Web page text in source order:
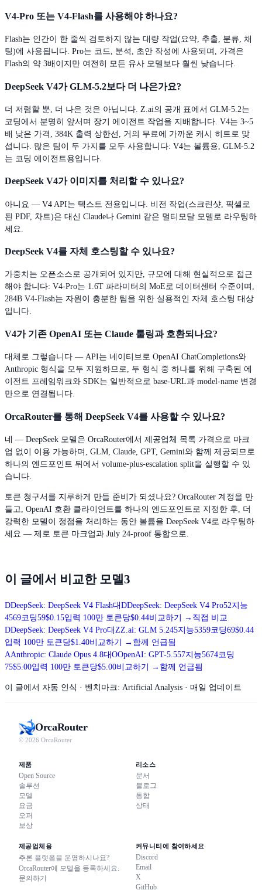
V4-Pro 또는 V4-Flash를 사용해야 하나요?
Flash는 인간이 한 줄씩 검토하지 않는 대량 작업(요약, 추출, 분류, 채
팅)에 사용됩니다. Pro는 코드, 분석, 초안 작성에 사용되며, 가격은
Flash의 약 3배이지만 여전히 모든 유사 모델보다 훨씬 낮습니다.
DeepSeek V4가 GLM-5.2보다 더 나은가요?
더 저렴할 뿐, 더 나은 것은 아닙니다. Z.ai의 공개 표에서 GLM-5.2는
코딩에서 분명히 앞서며 장기 에이전트 작업을 지배합니다. V4는 3~5
배 낮은 가격, 384K 출력 상한선, 거의 무료에 가까운 캐시 히트로 맞
섭니다. 많은 팀이 두 가지를 모두 사용합니다: V4는 볼륨용, GLM-5.2
는 코딩 에이전트용입니다.
DeepSeek V4가 이미지를 처리할 수 있나요?
아니요 — V4 API는 텍스트 전용입니다. 비전 작업(스크린샷, 픽셀로
된 PDF, 차트)은 대신 Claude나 Gemini 같은 멀티모달 모델로 라우팅하
세요.
DeepSeek V4를 자체 호스팅할 수 있나요?
가중치는 오픈소스로 공개되어 있지만, 규모에 대해 현실적으로 접근
해야 합니다: V4-Pro는 1.6T 파라미터의 MoE로 데이터센터 수준이며,
284B V4-Flash는 자원이 충분한 팀을 위한 실용적인 자체 호스팅 대상
입니다.
V4가 기존 OpenAI 또는 Claude 툴링과 호환되나요?
대체로 그렇습니다 — API는 네이티브로 OpenAI ChatCompletions와
Anthropic 형식을 모두 지원하므로, 두 형식 중 하나를 위해 구축된 에
이전트 프레임워크와 SDK는 일반적으로 base-URL과 model-name 변경
만으로 연결됩니다.
OrcaRouter를 통해 DeepSeek V4를 사용할 수 있나요?
네 — DeepSeek 모델은 OrcaRouter에서 제공업체 목록 가격으로 마크
업 없이 이용 가능하며, GLM, Claude, GPT, Gemini와 함께 제공되므로
하나의 엔드포인트 뒤에서 volume-plus-escalation split을 실행할 수 있
습니다.
토큰 청구서를 지루하게 만들 준비가 되셨나요? OrcaRouter 계정을 만
들고, OpenAI 호환 클라이언트를 하나의 엔드포인트로 지정한 후, 더
강력한 모델이 정점을 처리하는 동안 볼륨을 DeepSeek V4로 라우팅하
세요 — 제로 토큰 마크업과 July 24-proof 통합으로.
이 글에서 비교한 모델3
DDeepSeek: DeepSeek V4 Flash대DDeepSeek: DeepSeek V4 Pro52지능
4569코딩59$0.15입력 100만 토큰당$0.44비교하기 → 직접 비교
DDeepSeek: DeepSeek V4 Pro대 ZZ.ai: GLM 5.245지능5359코딩69$0.44
입력 100만 토큰당$1.40비교하기 → 함께 언급됨
AAnthropic: Claude Opus 4.8대OOpenAI: GPT-5.557지능5674코딩
75$5.00입력 100만 토큰당$5.00비교하기 → 함께 언급됨
이 글에서 자동 인식 · 벤치마크: Artificial Analysis · 매일 업데이트
OrcaRouter
© 2026 OrcaRouter
제품
Open Source
솔루션
모델
요금
오퍼
보상
리소스
문서
블로그
통합
상태
제공업체용
추론 플랫폼을 운영하시나요?
OrcaRouter에 모델을 등록하세요.
문의하기
커뮤니티에 참여하세요
Discord
Email
X
GitHub